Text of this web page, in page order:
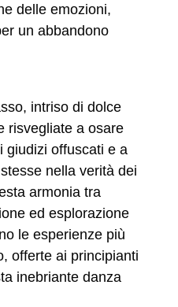
delle emozioni,
un abbandono
intriso di dolce
risvegliate a osare
giudizi offuscati e a
nella verità dei
armonia tra
ed esplorazione
le esperienze più
offerte ai principianti
inebriante danza